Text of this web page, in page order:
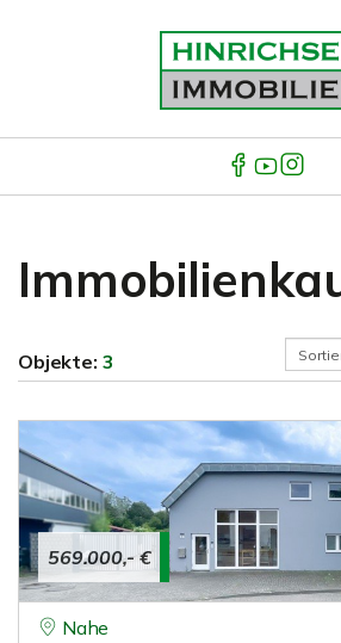
Objekte: 3
569.000,- €
Nahe